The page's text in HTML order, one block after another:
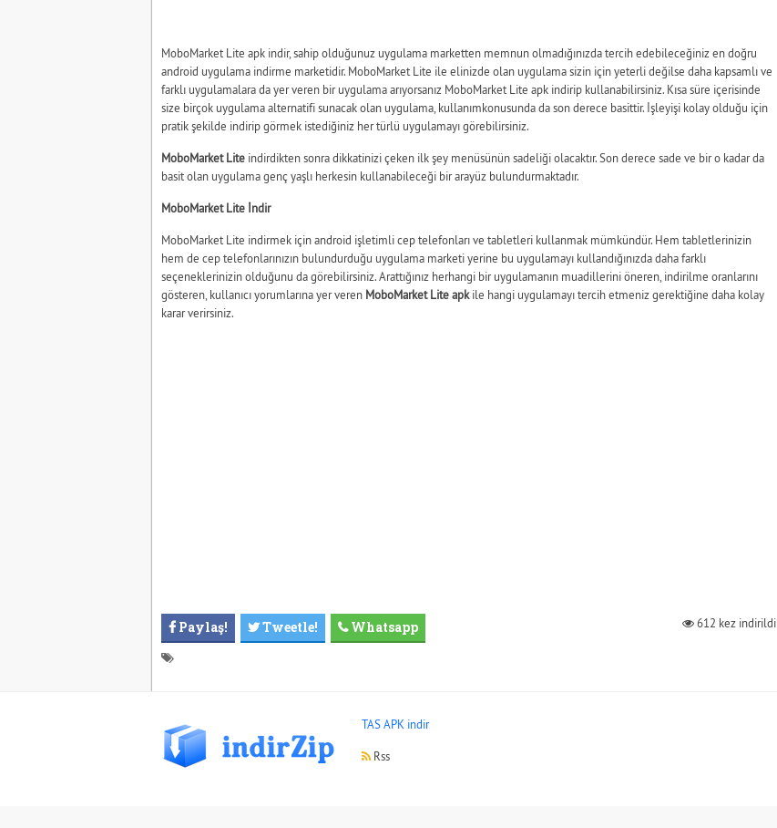
MoboMarket Lite apk indir, sahip olduğunuz uygulama marketten memnun olmadığınızda tercih edebileceğiniz en doğru
android uygulama indirme marketidir. MoboMarket Lite ile elinizde olan uygulama sizin için yeterli değilse daha kapsamlı ve
farklı uygulamalara da yer veren bir uygulama arıyorsanız MoboMarket Lite apk indirip kullanabilirsiniz. Kısa süre içerisinde
size birçok uygulama alternatifi sunacak olan uygulama, kullanımkonusunda da son derece basittir. İşleyişi kolay olduğu için
pratik şekilde indirip görmek istediğiniz her türlü uygulamayı görebilirsiniz.
MoboMarket Lite indirdikten sonra dikkatinizi çeken ilk şey menüsünün sadeliği olacaktır. Son derece sade ve bir o kadar da
basit olan uygulama genç yaşlı herkesin kullanabileceği bir arayüz bulundurmaktadır.
MoboMarket Lite İndir
MoboMarket Lite indirmek için android işletimli cep telefonları ve tabletleri kullanmak mümkündür. Hem tabletlerinizin
hem de cep telefonlarınızın bulundurduğu uygulama marketi yerine bu uygulamayı kullandığınızda daha farklı
seçeneklerinizin olduğunu da görebilirsiniz. Arattığınız herhangi bir uygulamanın muadillerini öneren, indirilme oranlarını
gösteren, kullanıcı yorumlarına yer veren MoboMarket Lite apkile hangi uygulamayı tercih etmeniz gerektiğine daha kolay
karar verirsiniz.
Paylaş! Tweetle! Whatsapp 612 kez indirildi
TAS APK indir
Rss